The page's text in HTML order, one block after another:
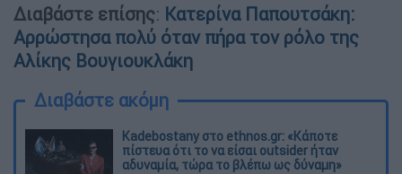
Διαβάστε επίσης: Κατερίνα Παπουτσάκη:
Αρρώστησα πολύ όταν πήρα τον ρόλο της
Αλίκης Βουγιουκλάκη
Διαβάστε ακόμη
Kadebostany στο ethnos.gr: «Κάποτε
πίστευα ότι το να είσαι outsider ήταν
αδυναμία, τώρα το βλέπω ως δύναμη»